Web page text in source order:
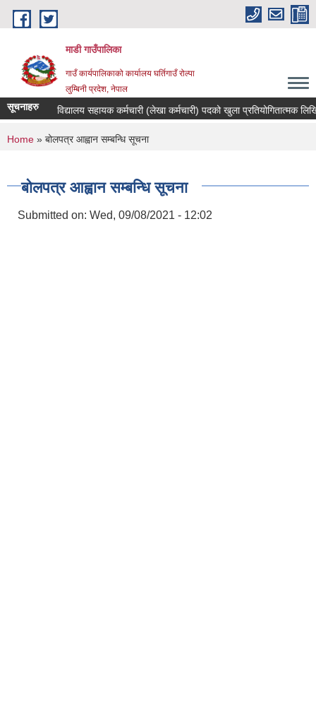
Skip to main content
माडी गाउँपालिका
गाउँ कार्यपालिकाको कार्यालय घर्तिगाउँ रोल्पा
लुम्बिनी प्रदेश, नेपाल
सूचनाहरु
! विद्यालय सहायक कर्मचारी (लेखा कर्मचारी) पदको खुला प्रतियोगितात्मक लिखित
You are here
Home » बोलपत्र आह्वान सम्बन्धि सूचना
बोलपत्र आह्वान सम्बन्धि सूचना
Submitted on: Wed, 09/08/2021 - 12:02